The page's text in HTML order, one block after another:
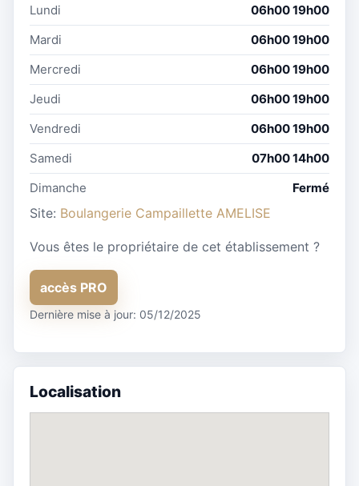
Lundi
06h00 19h00
Mardi
06h00 19h00
Mercredi
06h00 19h00
Jeudi
06h00 19h00
Vendredi
06h00 19h00
Samedi
07h00 14h00
Dimanche
Fermé
Site: Boulangerie Campaillette AMELISE
Vous êtes le propriétaire de cet établissement ?
accès PRO
Dernière mise à jour: 05/12/2025
Localisation